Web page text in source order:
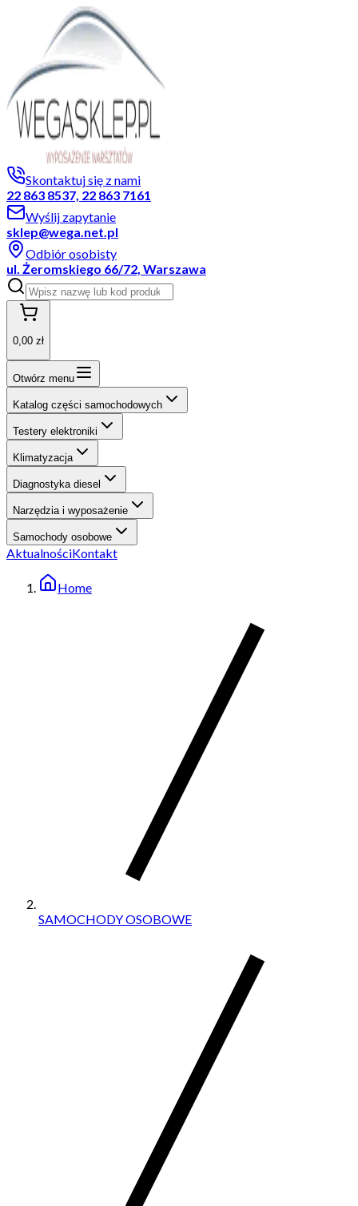
Skontaktuj się z nami
22 863 8537, 22 863 7161
Wyślij zapytanie
sklep@wega.net.pl
Odbiór osobisty
ul. Żeromskiego 66/72, Warszawa
0,00 zł
Otwórz menu
Katalog części samochodowych
Testery elektroniki
Klimatyzacja
Diagnostyka diesel
Narzędzia i wyposażenie
Samochody osobowe
AktualnościKontakt
Home
SAMOCHODY OSOBOWE